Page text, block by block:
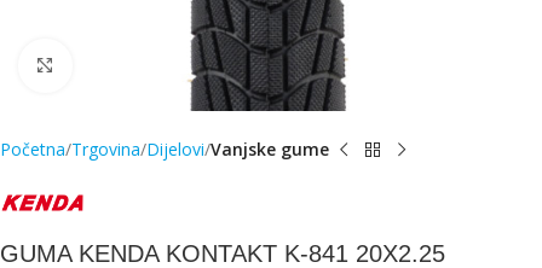
Početna Trgovina Dijelovi Vanjske gume
GUMA KENDA KONTAKT K-841 20X2.25